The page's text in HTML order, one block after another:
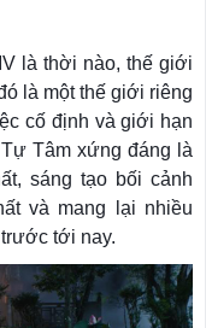
là thời nào, thế giới
là một thế giới riêng
cố định và giới hạn
Tâm xứng đáng là
sáng tạo bối cảnh
và mang lại nhiều
tới nay.